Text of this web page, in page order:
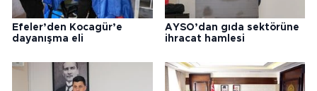
Efeler’den Kocagür’e
dayanışma eli
AYSO’dan gıda sektörüne
ihracat hamlesi